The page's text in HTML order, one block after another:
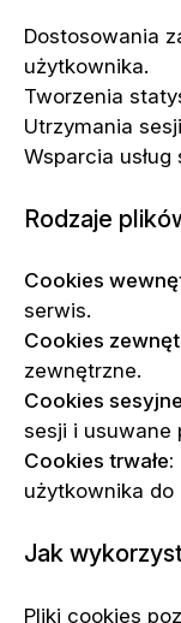
Dostosowania
użytkownika.
Tworzenia
Utrzymania
Wsparcia
Rodzaje
Cookies
serwis.
Cookies
zewnętrzne.
Cookies
sesji i usuwane
Cookies trwałe:
użytkownika
Jak
Pliki cookies